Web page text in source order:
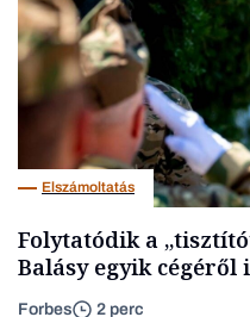
Elszámoltatás
Folytatódik a
Balásy egyik cégéről
Forbes 2 perc